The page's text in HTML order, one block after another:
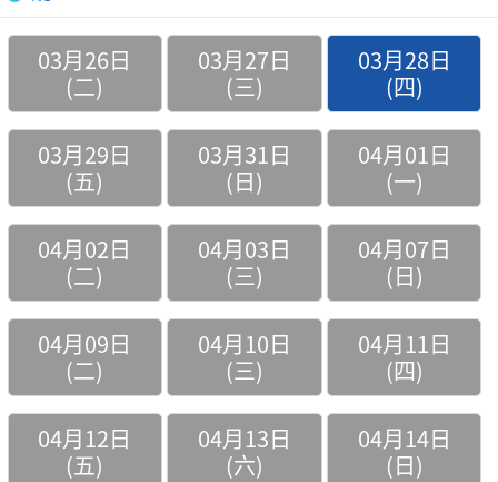
03月26日
(二)
03月27日
(三)
03月28日
(四)
03月29日
(五)
03月31日
(日)
04月01日
(一)
04月02日
(二)
04月03日
(三)
04月07日
(日)
04月09日
(二)
04月10日
(三)
04月11日
(四)
04月12日
(五)
04月13日
(六)
04月14日
(日)